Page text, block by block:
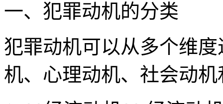
一、犯罪动机的分类
犯罪动机可以从多个维
机、心理动机、社会动